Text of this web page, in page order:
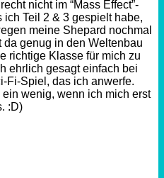
nicht im “Mass Effect”-
ich Teil 2 & 3 gespielt habe,
meine Shepard nochmal
da genug in den Weltenbau
richtige Klasse für mich zu
ehrlich gesagt einfach bei
Fi-Spiel, das ich anwerfe.
wenig, wenn ich mich erst
:D)